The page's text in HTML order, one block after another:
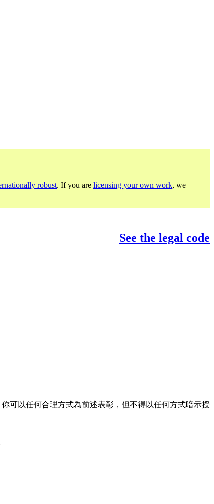
robust. If you are licensing your own work, we
See the legal code
你可以任何合理方式為前述表彰，但不得以任何方式暗示授